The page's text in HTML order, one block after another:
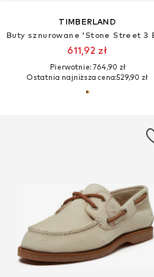
TIMBERLAND
611,92 zł
Pierwotnie: 764,90 zł
Ostatnia najniższa cena:529,90 zł